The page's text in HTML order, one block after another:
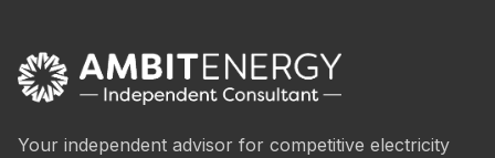
Your independent advisor for competitive electricity